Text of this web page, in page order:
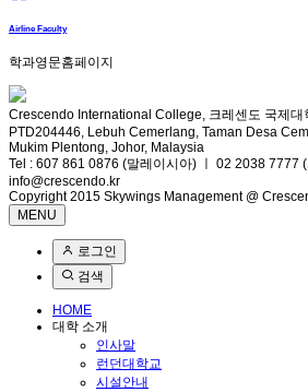
Airline Faculty
학과영문홈페이지
Crescendo International College, 크레센도 국제대
PTD204446, Lebuh Cemerlang, Taman Desa
Mukim Plentong, Johor, Malaysia
Tel : 607 861 0876 (말레이시아) ㅣ 02 2038 7777
info@crescendo.kr
Copyright 2015 Skywings Management @
MENU
로그인
검색
HOME
대학 소개
인사말
런던대학교
시설안내